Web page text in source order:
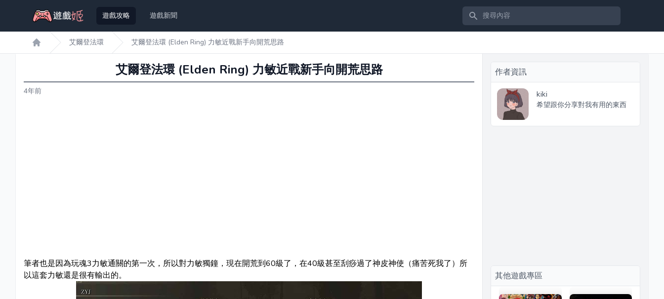
遊戲攻略 遊戲新聞 搜尋內容
遊戲姬首頁
艾爾登法環 艾爾登法環 (Elden Ring) 力敏近戰新手向開荒思路
艾爾登法環 (Elden Ring) 力敏近戰新手向開荒思路
4年前
筆者也是因為玩魂3力敏通關的第一次，所以對力敏獨鐘，現在開荒到60級了，在40級甚至刮痧過了神皮神使（痛苦死我了）所
以這套力敏還是很有輸出的。
作者資訊
kiki
希望跟你分享對我有用的東西
其他遊戲專區